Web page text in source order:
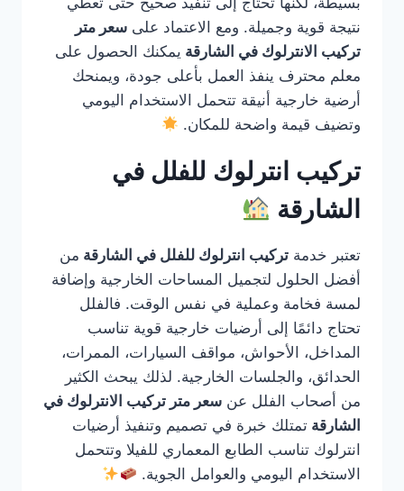
نتيجة قوية وجميلة. ومع الاعتماد على سعر متر
تركيب الانترلوك في الشارقة يمكنك الحصول على
معلم محترف ينفذ العمل بأعلى جودة، ويمنحك
أرضية خارجية أنيقة تتحمل الاستخدام اليومي
وتضيف قيمة واضحة للمكان.
تركيب انترلوك للفلل في
الشارقة
تعتبر خدمة تركيب انترلوك للفلل في الشارقة من
أفضل الحلول لتجميل المساحات الخارجية وإضافة
لمسة فخامة وعملية في نفس الوقت. فالفلل
تحتاج دائمًا إلى أرضيات خارجية قوية تناسب
المداخل، الأحواش، مواقف السيارات، الممرات،
الحدائق، والجلسات الخارجية. لذلك يبحث الكثير
من أصحاب الفلل عن سعر متر تركيب الانترلوك في
الشارقة تمتلك خبرة في تصميم وتنفيذ أرضيات
انترلوك تناسب الطابع المعماري للفيلا وتتحمل
الاستخدام اليومي والعوامل الجوية.